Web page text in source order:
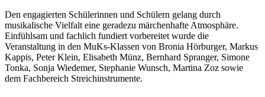
Den engagierten Schülerinnen und Schülern gelang durch
musikalische Vielfalt eine geradezu märchenhafte Atmosphäre.
Einfühlsam und fachlich fundiert vorbereitet wurde die
Veranstaltung in den MuKs-Klassen von Bronia Hörburger, Markus
Kappis, Peter Klein, Elisabeth Münz, Bernhard Spranger, Simone
Tonka, Sonja Wiedemer, Stephanie Wunsch, Martina Zoz sowie
dem Fachbereich Streichinstrumente.